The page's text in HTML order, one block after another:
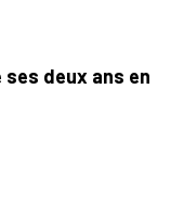
ses deux ans en